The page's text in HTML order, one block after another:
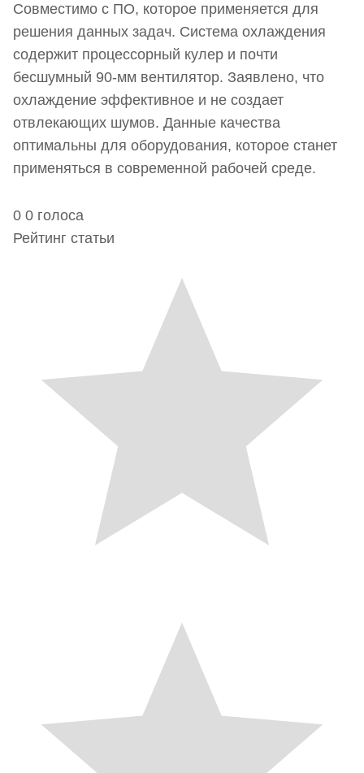
Совместимо с ПО, которое применяется для
решения данных задач. Система охлаждения
содержит процессорный кулер и почти
бесшумный 90-мм вентилятор. Заявлено, что
охлаждение эффективное и не создает
отвлекающих шумов. Данные качества
оптимальны для оборудования, которое станет
применяться в современной рабочей среде.
0 0 голоса
Рейтинг статьи